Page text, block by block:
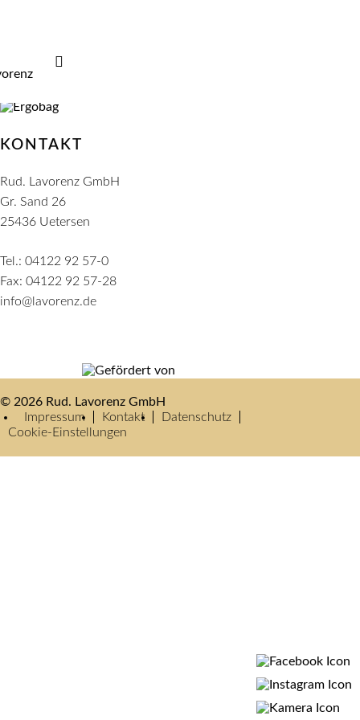
KONTAKT
Rud. Lavorenz GmbH
Gr. Sand 26
25436 Uetersen
Tel.: 04122 92 57-0
Fax: 04122 92 57-28
info@lavorenz.de
© 2026 Rud. Lavorenz GmbH
Impressum
Kontakt
Datenschutz
Cookie-Einstellungen